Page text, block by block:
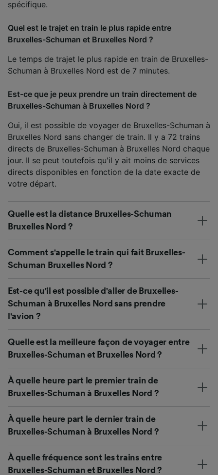
spécifique.
Quel est le trajet en train le plus rapide entre
Bruxelles-Schuman et Bruxelles Nord ?
Le temps de trajet le plus rapide en train de Bruxelles-
Schuman à Bruxelles Nord est de 7 minutes.
Est-ce que je peux prendre un train directement de
Bruxelles-Schuman à Bruxelles Nord ?
Oui, il est possible de voyager de Bruxelles-Schuman à
Bruxelles Nord sans changer de train. Il y a 72 trains
directs de Bruxelles-Schuman à Bruxelles Nord chaque
jour. Il se peut toutefois qu'il y ait moins de services
directs disponibles en fonction de la date exacte de
votre départ.
Quelle est la distance Bruxelles-Schuman
Bruxelles Nord ?
Comment s'appelle le train qui fait Bruxelles-
Schuman Bruxelles Nord ?
Est-ce qu'il est possible d'aller de Bruxelles-
Schuman à Bruxelles Nord sans prendre
l'avion ?
Quelle est la meilleure façon de voyager entre
Bruxelles-Schuman et Bruxelles Nord ?
À quelle heure part le premier train de
Bruxelles-Schuman à Bruxelles Nord ?
À quelle heure part le dernier train de
Bruxelles-Schuman à Bruxelles Nord ?
À quelle fréquence sont les trains entre
Bruxelles-Schuman et Bruxelles Nord ?